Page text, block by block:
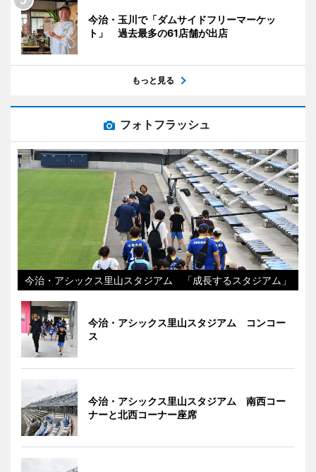
今治・玉川で「ダムサイドフリーマーケッ
ト」 過去最多の61店舗が出店
もっと見る
フォトフラッシュ
今治・アシックス里山スタジアム 「成長するスタジアム」
今治・アシックス里山スタジアム コンコー
ス
今治・アシックス里山スタジアム 南西コー
ナーと北西コーナー座席